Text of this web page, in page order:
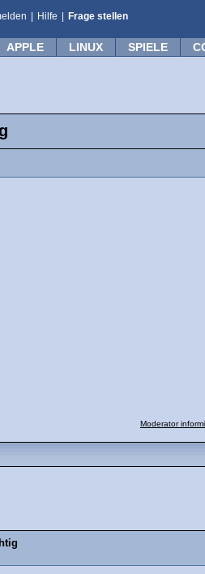
Hilfe Frage stellen
APPLE LINUX SPIELE
Moderator